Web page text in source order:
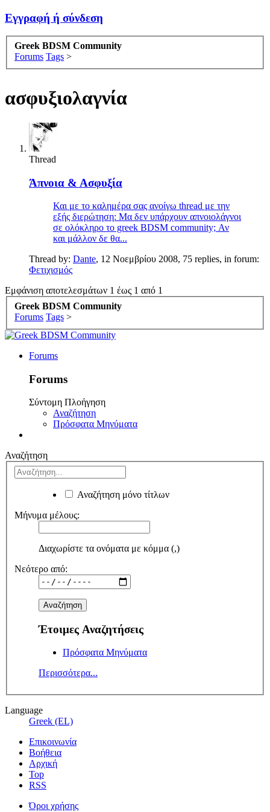
Εγγραφή ή σύνδεση
Greek BDSM Community
Forums Tags >
ασφυξιολαγνία
Thread
Άπνοια & Ασφυξία
Και με το καλημέρα σας ανοίγω thread με την
εξής διερώτηση: Μα δεν υπάρχουν απνοιολάγνοι
σε ολόκληρο το greek BDSM community; Αν
και μάλλον δε θα...
Thread by: Dante, 12 Νοεμβρίου 2008, 75 replies, in forum:
Φετιχισμός
Εμφάνιση αποτελεσμάτων 1 έως 1 από 1
Greek BDSM Community
Forums Tags >
Forums
Forums
Σύντομη Πλοήγηση
Αναζήτηση
Πρόσφατα Μηνύματα
Αναζήτηση
Αναζήτηση μόνο τίτλων
Μήνυμα μέλους:
Διαχωρίστε τα ονόματα με κόμμα (,)
Νεότερο από:
Έτοιμες Αναζητήσεις
Πρόσφατα Μηνύματα
Περισσότερα...
Language
Greek (EL)
Επικοινωνία
Βοήθεια
Αρχική
Top
RSS
Όροι χρήσης